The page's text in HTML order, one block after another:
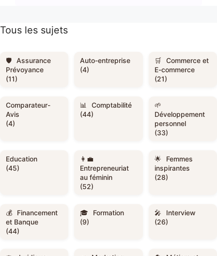
Tous les sujets
Assurance
Prévoyance
(11)
Auto-entreprise
(4)
Commerce et
E-commerce
(21)
Comparateur-
Avis
(4)
Comptabilité
(44)
Développement
personnel
(33)
Education
(45)
Entrepreneuriat
au féminin
(52)
Femmes
inspirantes
(28)
Financement
et Banque
(44)
Formation
(9)
Interview
(26)